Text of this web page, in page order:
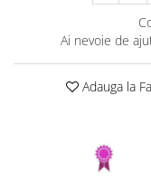
Ai nevoie de
Adauga la